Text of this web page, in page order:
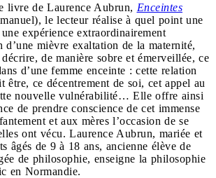
livre de Laurence Aubrun, Enceintes
le lecteur réalise à quel point une
une expérience extraordinairement
d’une mièvre exaltation de la maternité,
décrire, de manière sobre et émerveillée, ce
d’une femme enceinte : cette relation
être, ce décentrement de soi, cet appel au
nouvelle vulnérabilité… Elle offre ainsi
de prendre conscience de cet immense
et aux mères l’occasion de se
ont vécu. Laurence Aubrun, mariée et
âgés de 9 à 18 ans, ancienne élève de
de philosophie, enseigne la philosophie
en Normandie.